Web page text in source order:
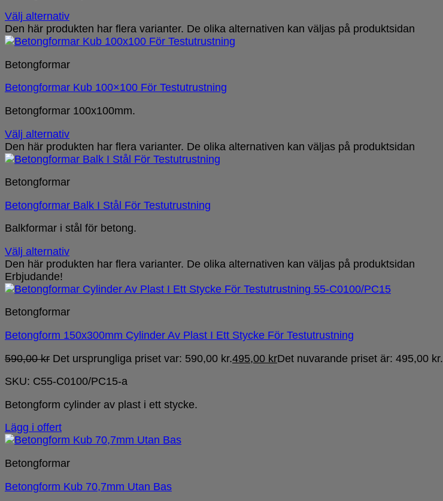
Välj alternativ
Den här produkten har flera varianter. De olika alternativen kan väljas på produktsidan
Betongformar
Betongformar Kub 100×100 För Testutrustning
Betongformar 100x100mm.
Välj alternativ
Den här produkten har flera varianter. De olika alternativen kan väljas på produktsidan
Betongformar
Betongformar Balk I Stål För Testutrustning
Balkformar i stål för betong.
Välj alternativ
Den här produkten har flera varianter. De olika alternativen kan väljas på produktsidan
Erbjudande!
Betongformar
Betongform 150x300mm Cylinder Av Plast I Ett Stycke För Testutrustning
590,00kr Det ursprungliga priset var: 590,00 kr.495,00 krDet nuvarande priset är: 495,00 kr.
SKU: C55-C0100/PC15-a
Betongform cylinder av plast i ett stycke.
Lägg i offert
Betongformar
Betongform Kub 70,7mm Utan Bas